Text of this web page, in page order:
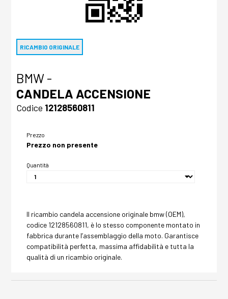
RICAMBIO ORIGINALE
BMW -
CANDELA ACCENSIONE
Codice 12128560811
Prezzo
Prezzo non presente
Quantità
Il ricambio candela accensione originale bmw (OEM),
codice 12128560811, è lo stesso componente montato in
fabbrica durante l’assemblaggio della moto. Garantisce
compatibilità perfetta, massima affidabilità e tutta la
qualità di un ricambio originale.